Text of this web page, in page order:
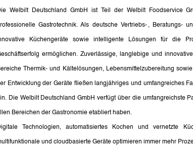
Welbilt Deutschland GmbH ist Teil der Welbilt Foodservice
Gastrotechnik. Als deutsche Vertriebs- , Beratungs-
Küchengeräte sowie intelligente Lösungen für die
ermöglichen. Zuverlässige, langlebige und
Thermik- und Kältelösungen, Lebensmittelzubereitung
Entwicklung der Geräte fließen langjähriges und umfangreiches
Die Welbilt Deutschland GmbH verfügt über die umfangreichste
Bereichen der Gastronomie etabliert haben.
Technologien, automatisiertes Kochen und vernetzte
und cloudbasierte Geräte optimieren immer mehr